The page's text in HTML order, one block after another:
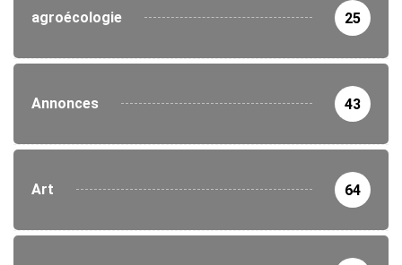
agroécologie 25
Annonces 43
Art 64